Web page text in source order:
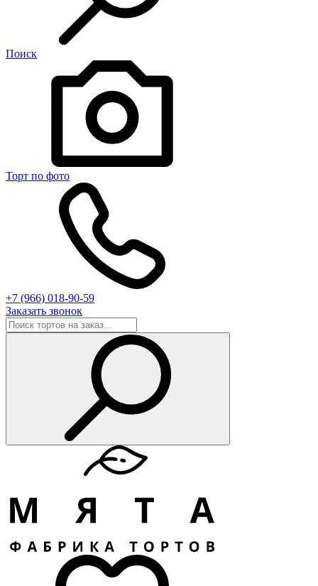
Поиск
Торт по фото
+7 (966) 018-90-59
Заказать звонок